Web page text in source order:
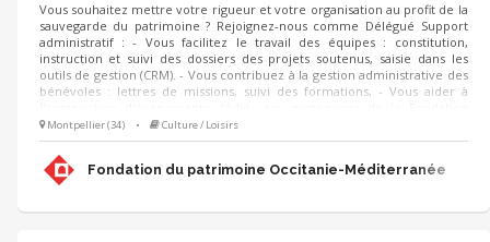
Vous souhaitez mettre votre rigueur et votre organisation au profit de la
sauvegarde du patrimoine ? Rejoignez-nous comme Délégué Support
administratif : - Vous facilitez le travail des équipes : constitution,
instruction et suivi des dossiers des projets soutenus, saisie dans les
outils de gestion (CRM). - Vous contribuez à la gestion administrative des
bénévoles : lettres de missions, suivi des formations, - Vous aider à
(listings, invitations, suivi des réponses, etc.) - Vous apportez votre
soutien lors des campagnes (Noël, IFI, adhésions) et réalisez des tâches
administratives diverses (classements, courriers, mailings).
Montpellier (34) • Culture / Loisirs
Fondation du patrimoine Occitanie-Méditerranée